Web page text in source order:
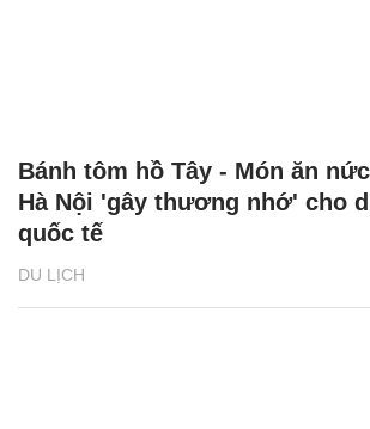
DU LỊCH
Bánh tôm hồ Tây - Món ăn
Hà Nội 'gây thương nhớ' cho
quốc tế